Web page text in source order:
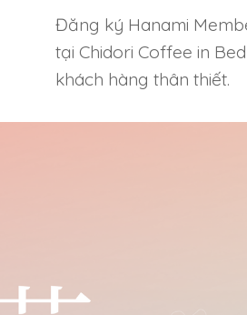
Đăng ký Hanami
tại Chidori Coffee in
khách hàng thân thiết.